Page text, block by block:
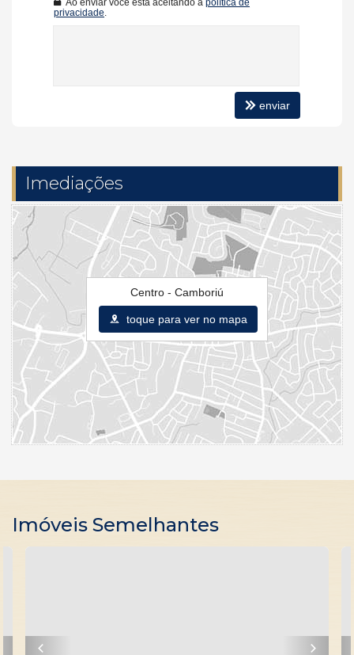
privacidade
enviar
Imediações
Centro - Camboriú
toque para ver no mapa
Imóveis Semelhantes